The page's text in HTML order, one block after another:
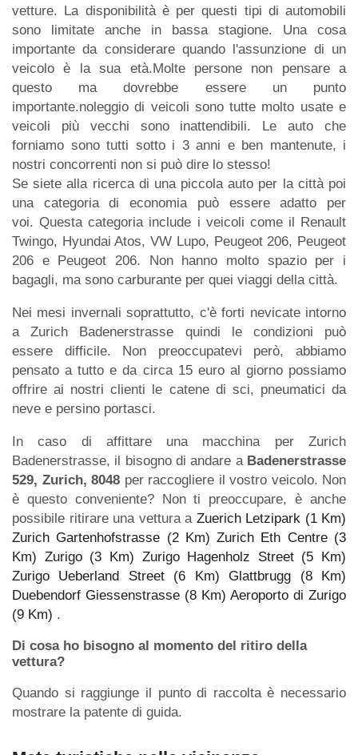
vetture. La disponibilità è per questi tipi di automobili
sono limitate anche in bassa stagione. Una cosa
importante da considerare quando l'assunzione di un
veicolo è la sua età.Molte persone non pensare a
questo ma dovrebbe essere un punto
importante.noleggio di veicoli sono tutte molto usate e
veicoli più vecchi sono inattendibili. Le auto che
forniamo sono tutti sotto i 3 anni e ben mantenute, i
nostri concorrenti non si può dire lo stesso!
Se siete alla ricerca di una piccola auto per la città poi
una categoria di economia può essere adatto per
voi. Questa categoria include i veicoli come il Renault
Twingo, Hyundai Atos, VW Lupo, Peugeot 206, Peugeot
206 e Peugeot 206. Non hanno molto spazio per i
bagagli, ma sono carburante per quei viaggi della città.
Nei mesi invernali soprattutto, c'è forti nevicate intorno
a Zurich Badenerstrasse quindi le condizioni può
essere difficile. Non preoccupatevi però, abbiamo
pensato a tutto e da circa 15 euro al giorno possiamo
offrire ai nostri clienti le catene di sci, pneumatici da
neve e persino portasci.
In caso di affittare una macchina per Zurich
Badenerstrasse, il bisogno di andare a Badenerstrasse
529, Zurich, 8048 per raccogliere il vostro veicolo. Non
è questo conveniente? Non ti preoccupare, è anche
possibile ritirare una vettura a Zuerich Letzipark (1 Km)
Zurich Gartenhofstrasse (2 Km) Zurich Eth Centre (3
Km) Zurigo (3 Km) Zurigo Hagenholz Street (5 Km)
Zurigo Ueberland Street (6 Km)
Glattbrugg (8 Km)
Duebendorf Giessenstrasse (8 Km) Aeroporto di Zurigo
(9 Km) .
Di cosa ho bisogno al momento del ritiro della
vettura?
Quando si raggiunge il punto di raccolta è necessario
mostrare la patente di guida.